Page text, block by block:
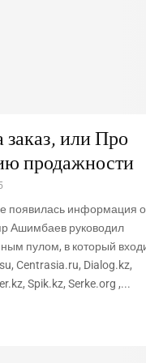
заказ, или Про
продажности
появилась информация о
Ашимбаев руководил
пулом, в который
Centrasia.ru, Dialog.kz,
Spik.kz, Serke.org ,...